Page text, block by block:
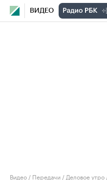
ВИДЕО
Видео / Передачи / Деловое утро